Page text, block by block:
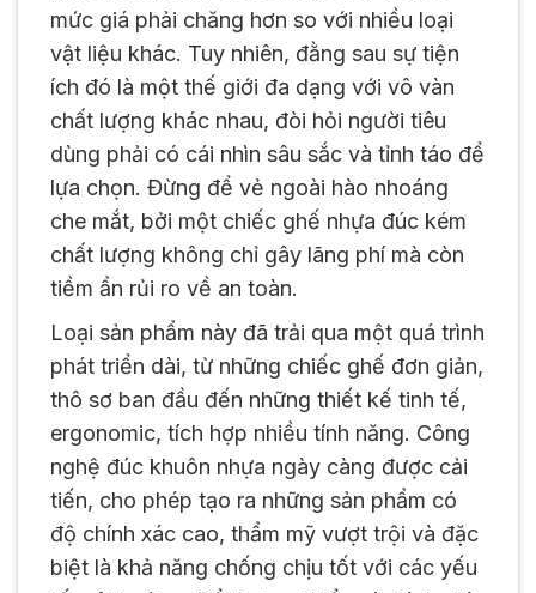
mức giá phải chăng hơn so với nhiều loại
vật liệu khác. Tuy nhiên, đằng sau sự tiện
ích đó là một thế giới đa dạng với vô vàn
chất lượng khác nhau, đòi hỏi người tiêu
dùng phải có cái nhìn sâu sắc và tỉnh táo để
lựa chọn. Đừng để vẻ ngoài hào nhoáng
che mắt, bởi một chiếc ghế nhựa đúc kém
chất lượng không chỉ gây lãng phí mà còn
tiềm ẩn rủi ro về an toàn.
Loại sản phẩm này đã trải qua một quá trình
phát triển dài, từ những chiếc ghế đơn giản,
thô sơ ban đầu đến những thiết kế tinh tế,
ergonomic, tích hợp nhiều tính năng. Công
nghệ đúc khuôn nhựa ngày càng được cải
tiến, cho phép tạo ra những sản phẩm có
độ chính xác cao, thẩm mỹ vượt trội và đặc
biệt là khả năng chống chịu tốt với các yếu